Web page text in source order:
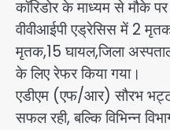
कॉरिडोर के माध्यम से मौके
वीवीआईपी एड्रेसिस में 2
मृतक,15 घायल,जिला
के लिए रेफर किया गया।
एडीएम (एफ/आर) सौरभ
सफल रही, बल्कि विभिन्न